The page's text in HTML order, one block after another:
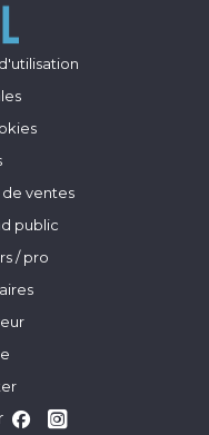
ventes
public
/ pro